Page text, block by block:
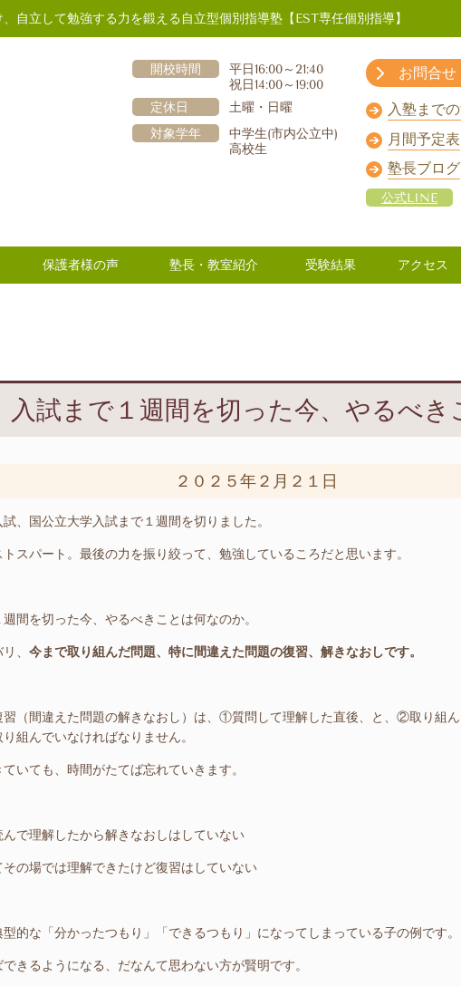
自立して勉強する力を鍛える自立型個別指導塾【EST専任個別指導】
開校時間
平日16:00～21:40
祝日14:00～19:00
定休日
土曜・日曜
対象学年
中学生(市内公立中)
高校生
お問合せ
入塾まで
月間予定表
塾長ブログ
公式LINE
保護者様の声 塾長・教室紹介 受験結果 アクセス
入試まで１週間を切った今、やるべき
２０２５年２月２１日
、国公立大学入試まで１週間を切りました。
トスパート。最後の力を振り絞って、勉強しているころだと思います。
週間を切った今、やるべきことは何なのか。
リ、今まで取り組んだ問題、特に間違えた問題の復習、解きなおしです。
習（間違えた問題の解きなおし）は、①質問して理解した直後、と、②取り組
組んでいなければなりません。
ていても、時間がたてば忘れていきます。
んで理解したから解きなおしはしていない
その場では理解できたけど復習はしていない
型的な「分かったつもり」「できるつもり」になってしまっている子の例です。
できるようになる、だなんて思わない方が賢明です。